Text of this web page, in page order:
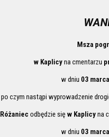
Msza
w Kaplicyna cmentarzu
w dniu 03
po czym nastąpi wyprowadzenie
Różaniec odbędzie sięw Kaplicyna
w dniu 03